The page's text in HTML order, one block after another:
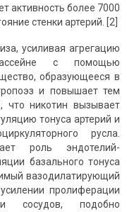
активность более 7000
стенки артерий. [2]
усиливая агрегацию
с помощью
образующееся в
и повышает тем
что никотин вызывает
тонуса артерий и
русла.
роль эндотелий-
базального тонуса
вазодилатирующий
пролиферации
сосудов, подобно